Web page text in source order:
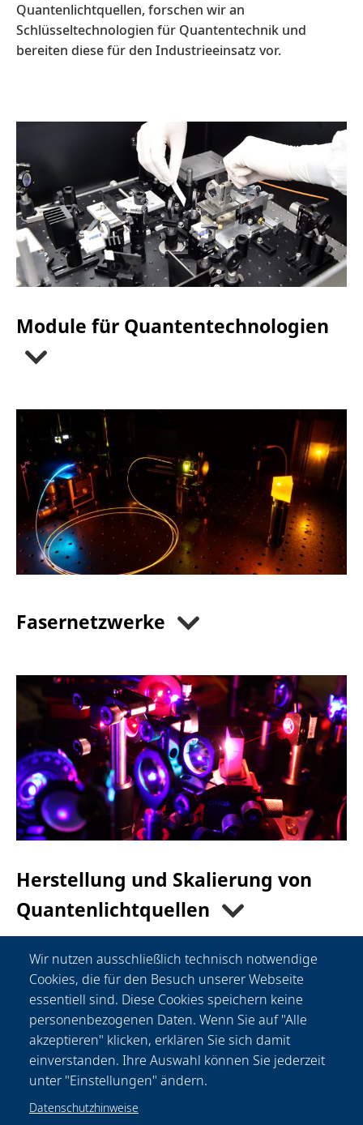
Quantenlichtquellen, forschen wir an
Schlüsseltechnologien für Quantentechnik und
bereiten diese für den Industrieeinsatz vor.
Module für Quantentechnologien
Fasernetzwerke
Herstellung und Skalierung von
Quantenlichtquellen
Zum
Kontakt
nach
oben
Wir nutzen ausschließlich technisch notwendige
Cookies, die für den Besuch unserer Webseite
essentiell sind. Diese Cookies speichern keine
personenbezogenen Daten. Wenn Sie auf "Alle
akzeptieren" klicken, erklären Sie sich damit
einverstanden. Ihre Auswahl können Sie jederzeit
unter "Einstellungen" ändern.
Datenschutzhinweise